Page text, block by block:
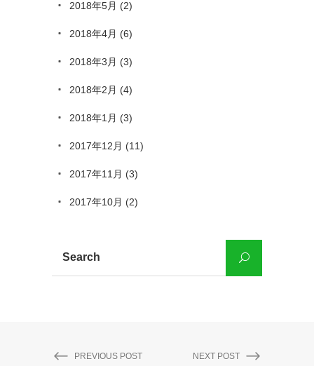
2018年5月 (2)
2018年4月 (6)
2018年3月 (3)
2018年2月 (4)
2018年1月 (3)
2017年12月 (11)
2017年11月 (3)
2017年10月 (2)
PREVIOUS POST NEXT POST